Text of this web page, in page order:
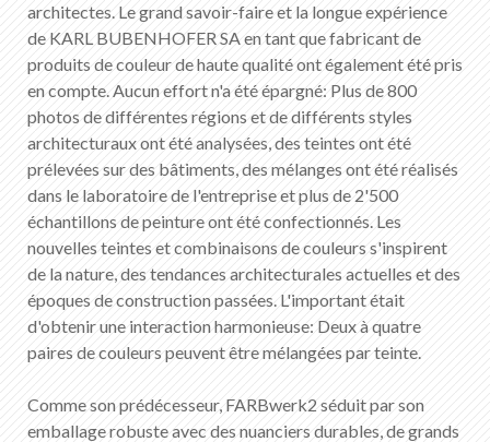
architectes. Le grand savoir-faire et la longue expérience
de KARL BUBENHOFER SA en tant que fabricant de
produits de couleur de haute qualité ont également été pris
en compte. Aucun effort n'a été épargné: Plus de 800
photos de différentes régions et de différents styles
architecturaux ont été analysées, des teintes ont été
prélevées sur des bâtiments, des mélanges ont été réalisés
dans le laboratoire de l'entreprise et plus de 2'500
échantillons de peinture ont été confectionnés. Les
nouvelles teintes et combinaisons de couleurs s'inspirent
de la nature, des tendances architecturales actuelles et des
époques de construction passées. L'important était
d'obtenir une interaction harmonieuse: Deux à quatre
paires de couleurs peuvent être mélangées par teinte.
Comme son prédécesseur, FARBwerk2 séduit par son
emballage robuste avec des nuanciers durables, de grands